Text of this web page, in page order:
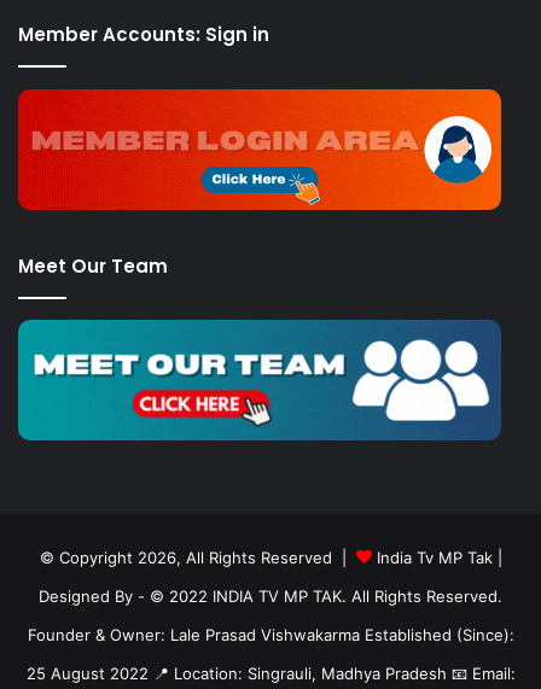
Member Accounts: Sign in
Meet Our Team
© Copyright 2026, All Rights Reserved | India Tv MP Tak|
Designed By - © 2022 INDIA TV MP TAK. All Rights Reserved.
Founder & Owner: Lale Prasad Vishwakarma Established (Since):
25 August 2022 📍 Location: Singrauli, Madhya Pradesh 📧 Email: